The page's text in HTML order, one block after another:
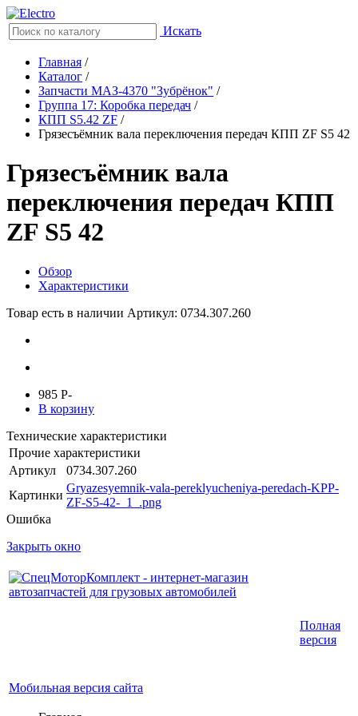
Искать
Главная /
Каталог /
Запчасти МАЗ-4370 "Зубрёнок" /
Группа 17: Коробка передач /
КПП S5.42 ZF /
Грязесъёмник вала переключения передач КПП ZF S5 42
Грязесъёмник вала
переключения передач КПП
ZF S5 42
Обзор
Характеристики
Товар есть в наличии Артикул: 0734.307.260
985 P-
В корзину
Технические характеристики
Прочие характеристики
Артикул
0734.307.260
Картинки
Gryazesyemnik-vala-pereklyucheniya-peredach-KPP-
ZF-S5-42-_1_.png
Ошибка
Закрыть окно
Мобильная версия сайта
Полная
версия